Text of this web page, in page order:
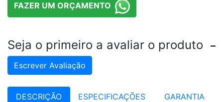
FAZER UM ORÇAMENTO
Seja o primeiro a avaliar o produto
Escrever Avaliação
DESCRIÇÃO ESPECIFICAÇÕES
GARANTIA